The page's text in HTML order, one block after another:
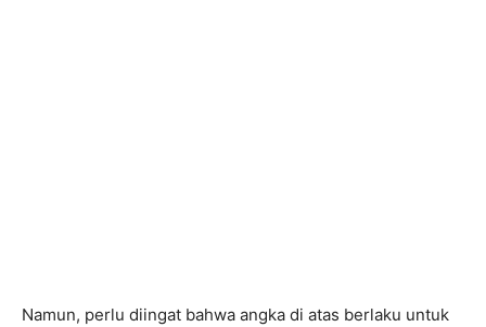
Namun, perlu diingat bahwa angka di atas berlaku untuk